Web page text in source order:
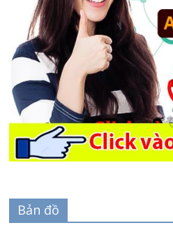
Bản đồ